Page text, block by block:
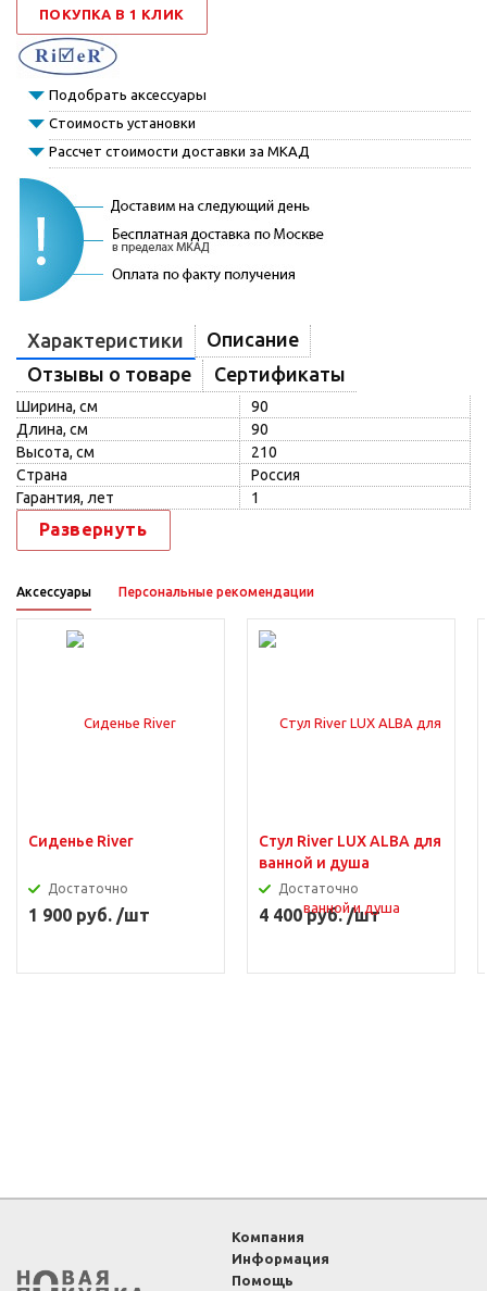
ПОКУПКА В 1 КЛИК
Подобрать аксессуары
Стоимость установки
Рассчет стоимости доставки за МКАД
Характеристики
Описание
Отзывы о товаре
Сертификаты
Ширина, см
90
Длина, см
90
Высота, см
210
Страна
Россия
Гарантия, лет
1
Развернуть
Аксессуары Персональные рекомендации
Сиденье River
Достаточно
1 900 руб. /шт
Стул River LUX ALBA для
ванной и душа
Достаточно
4 400 руб. /шт
Компания
Информация
Помощь